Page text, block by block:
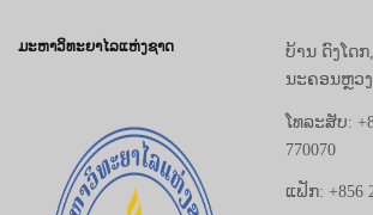
ມະຫາວິທະຍາໄລແຫ່ງຊາດ
ບ້ານ ດົງໂດ
ນະຄອນຫຼວ
ໂທລະສັບ:
770070
ແຟັກ: +856